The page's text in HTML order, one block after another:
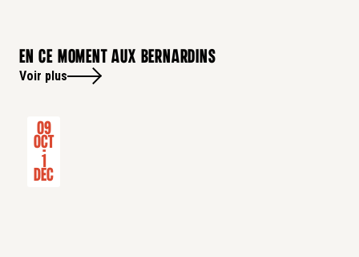
En ce moment aux bernardins
Voir plus
09
Oct
-
1
Dec